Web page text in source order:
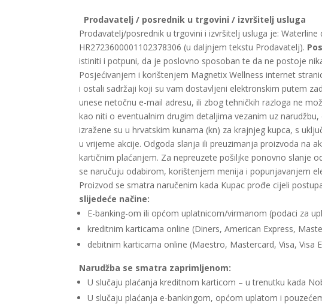
Prodavatelj / posrednik u trgovini / izvršitelj usluga
Prodavatelj/posrednik u trgovini i izvršitelj usluga je:
HR2723600001102378306 (u daljnjem tekstu Prodavatelj).
istiniti i potpuni, da je poslovno sposoban te da ne postoje
Posjećivanjem i korištenjem Magnetix Wellness internet
i ostali sadržaji koji su vam dostavljeni elektronskim putem
unese netočnu e-mail adresu, ili zbog tehničkih razloga ne
kao niti o eventualnim drugim detaljima vezanim uz
izražene su u hrvatskim kunama (kn) za krajnjeg kupca, s
u vrijeme akcije. Odgoda slanja ili preuzimanja proizvoda na
kartičnim plaćanjem. Za nepreuzete pošiljke ponovno slanje
se naručuju odabirom, korištenjem menija i popunjavanjem
Proizvod se smatra naručenim kada Kupac prođe cijeli
slijedeće načine:
E-banking-om ili općom uplatnicom/virmanom (podaci za
kreditnim karticama online (Diners, American Express,
debitnim karticama online (Maestro, Mastercard, Visa, Visa
Narudžba se smatra zaprimljenom:
U slučaju plaćanja kreditnom karticom – u trenutku kada
U slučaju plaćanja e-bankingom, općom uplatom i